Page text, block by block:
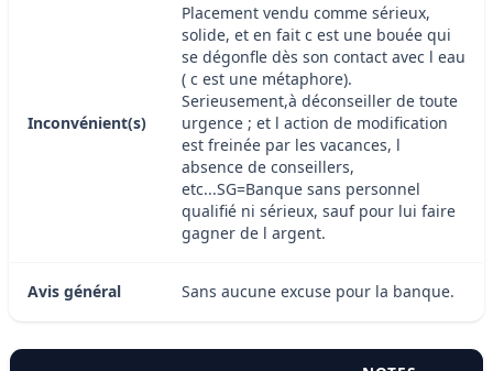
Inconvénient(s)
Placement vendu comme sérieux,
solide, et en fait c est une bouée qui
se dégonfle dès son contact avec l eau
( c est une métaphore).
Serieusement,à déconseiller de toute
urgence ; et l action de modification
est freinée par les vacances, l
absence de conseillers,
etc...SG=Banque sans personnel
qualifié ni sérieux, sauf pour lui faire
gagner de l argent.
Avis général Sans aucune excuse pour la banque.